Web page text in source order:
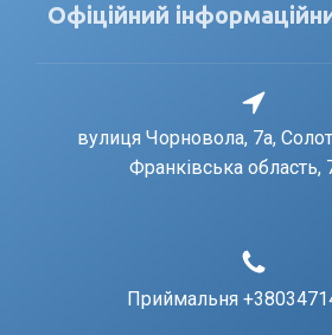
Офіційний
вулиця Чорновола, 7a,
Франківська область,
Приймальня